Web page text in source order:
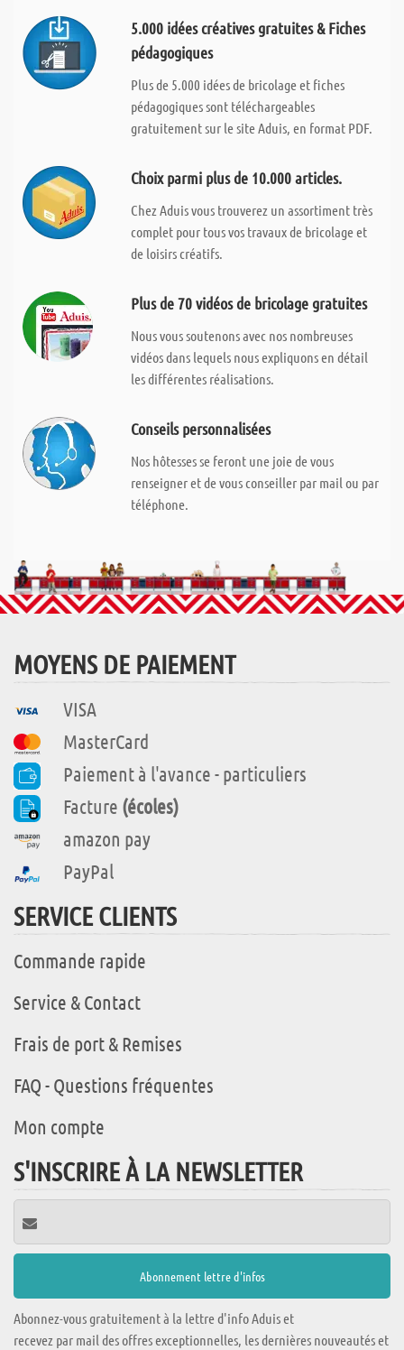
5.000 idées créatives gratuites & Fiches
pédagogiques
Plus de 5.000 idées de bricolage et fiches
pédagogiques sont téléchargeables
gratuitement sur le site Aduis, en format PDF.
Choix parmi plus de 10.000 articles.
Chez Aduis vous trouverez un assortiment très
complet pour tous vos travaux de bricolage et
de loisirs créatifs.
Plus de 70 vidéos de bricolage gratuites
Nous vous soutenons avec nos nombreuses
vidéos dans lequels nous expliquons en détail
les différentes réalisations.
Conseils personnalisées
Nos hôtesses se feront une joie de vous
renseigner et de vous conseiller par mail ou par
téléphone.
MOYENS DE PAIEMENT
VISA
MasterCard
Paiement à l'avance - particuliers
Facture (écoles)
amazon pay
PayPal
SERVICE CLIENTS
Commande rapide
Service & Contact
Frais de port & Remises
FAQ - Questions fréquentes
Mon compte
S'INSCRIRE À LA NEWSLETTER
Abonnez-vous gratuitement à la lettre d'info Aduis et
recevez par mail des offres exceptionnelles, les dernières nouveautés et